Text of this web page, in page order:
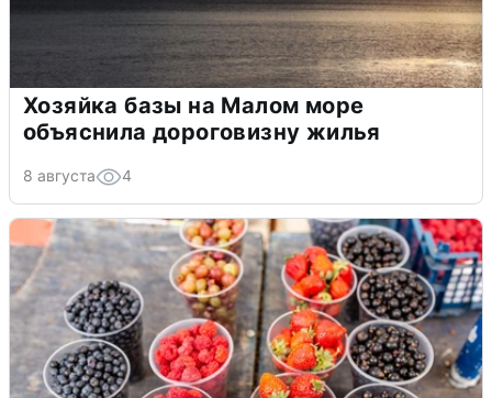
Хозяйка базы на Малом море
объяснила дороговизну жилья
8 августа 4